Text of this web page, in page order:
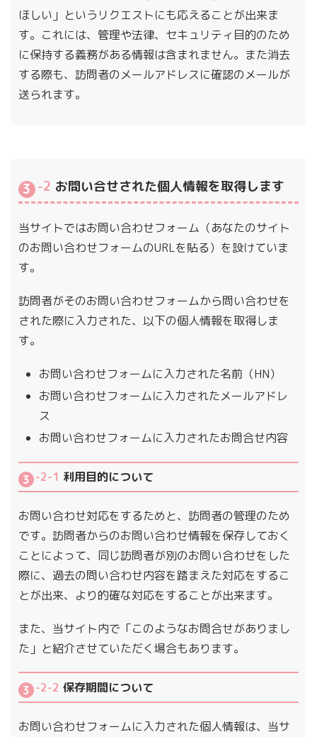
ほしい」というリクエストにも応えることが出来ま
す。これには、管理や法律、セキュリティ目的のため
に保持する義務がある情報は含まれません。また消去
する際も、訪問者のメールアドレスに確認のメールが
送られます。
-2 お問い合せされた個人情報を取得します
当サイトではお問い合わせフォーム（あなたのサイト
のお問い合わせフォームのURLを貼る）を設けていま
す。
訪問者がそのお問い合わせフォームから問い合わせを
された際に入力された、以下の個人情報を取得しま
す。
お問い合わせフォームに入力された名前（HN）
お問い合わせフォームに入力されたメールアドレ
ス
お問い合わせフォームに入力されたお問合せ内容
-2-1 利用目的について
お問い合わせ対応をするためと、訪問者の管理のため
です。訪問者からのお問い合わせ情報を保存しておく
ことによって、同じ訪問者が別のお問い合わせをした
際に、過去の問い合わせ内容を踏まえた対応をするこ
とが出来、より的確な対応をすることが出来ます。
また、当サイト内で「このようなお問合せがありまし
た」と紹介させていただく場合もあります。
-2-2 保存期間について
お問い合わせフォームに入力された個人情報は、当サ